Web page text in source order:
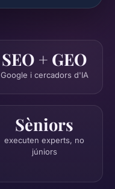
SEO + GEO
Google i cercadors d'IA
Sèniors
executen experts, no
júniors